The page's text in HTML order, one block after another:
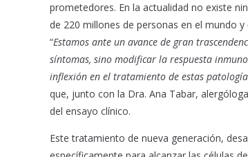
prometedores. En la actualidad no existe
de 220 millones de personas en el mundo
“Estamos ante un avance de gran
síntomas, sino modificar la respuesta
inflexión en el tratamiento de estas
que, junto con la Dra. Ana Tabar,
del ensayo clínico.
Este tratamiento de nueva generación,